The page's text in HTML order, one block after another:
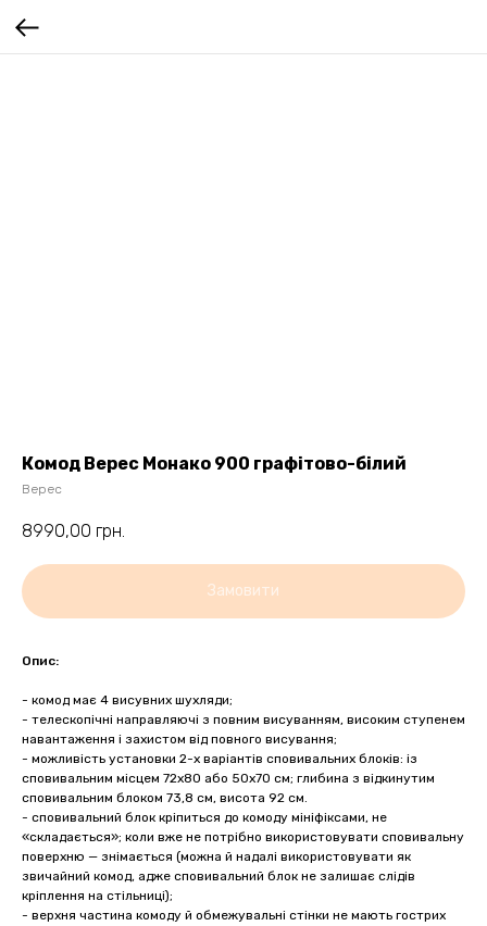
Комод Верес Монако 900 графітово-білий
Верес
8990,00 грн.
Замовити
Опис:
- комод має 4 висувних шухляди;
- телескопічні направляючі з повним висуванням, високим ступенем
навантаження і захистом від повного висування;
- можливість установки 2-х варіантів сповивальних блоків: із
сповивальним місцем 72х80 або 50х70 см; глибина з відкинутим
сповивальним блоком 73,8 см, висота 92 см.
- сповивальний блок кріпиться до комоду мініфіксами, не
«складається»; коли вже не потрібно використовувати сповивальну
поверхню — знімається (можна й надалі використовувати як
звичайний комод, адже сповивальний блок не залишає слідів
кріплення на стільниці);
- верхня частина комоду й обмежувальні стінки не мають гострих